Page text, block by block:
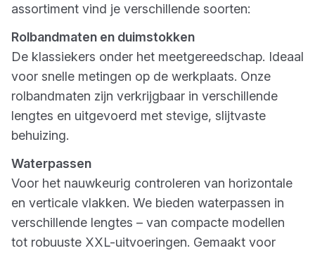
assortiment vind je verschillende soorten:
Rolbandmaten en duimstokken
De klassiekers onder het meetgereedschap. Ideaal
voor snelle metingen op de werkplaats. Onze
rolbandmaten zijn verkrijgbaar in verschillende
lengtes en uitgevoerd met stevige, slijtvaste
behuizing.
Waterpassen
Voor het nauwkeurig controleren van horizontale
en verticale vlakken. We bieden waterpassen in
verschillende lengtes – van compacte modellen
tot robuuste XXL-uitvoeringen. Gemaakt voor